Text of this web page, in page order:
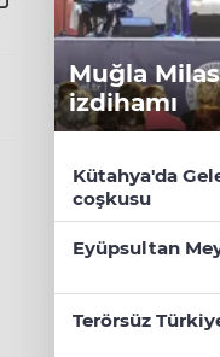
Muğla
izdihamı
Kütahya'da
coşkusu
Eyüpsultan
Terörsüz